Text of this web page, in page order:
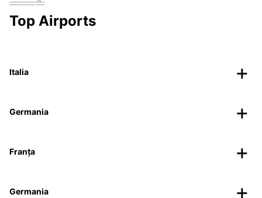
Top Airports
Italia
Germania
Franța
Germania